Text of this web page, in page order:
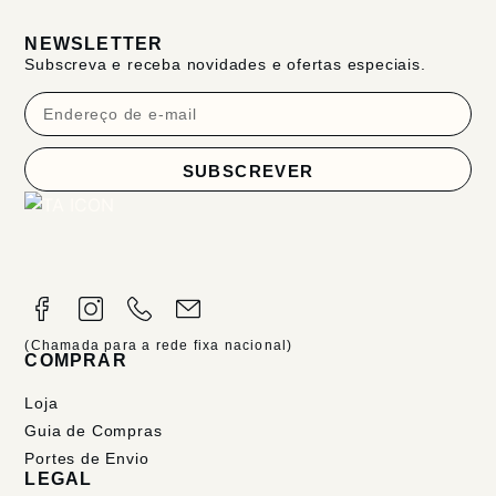
NEWSLETTER
Subscreva e receba novidades e ofertas especiais.
SUBSCREVER
(Chamada para a rede fixa nacional)
COMPRAR
Loja
Guia de Compras
Portes de Envio
LEGAL